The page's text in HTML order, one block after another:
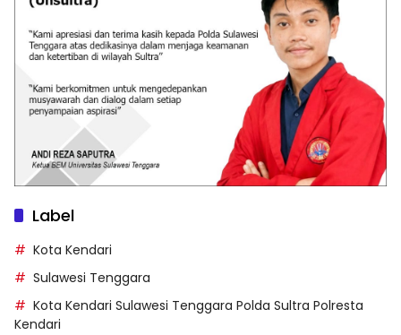
Label
Kota Kendari
Sulawesi Tenggara
Kota Kendari Sulawesi Tenggara Polda Sultra Polresta
Kendari